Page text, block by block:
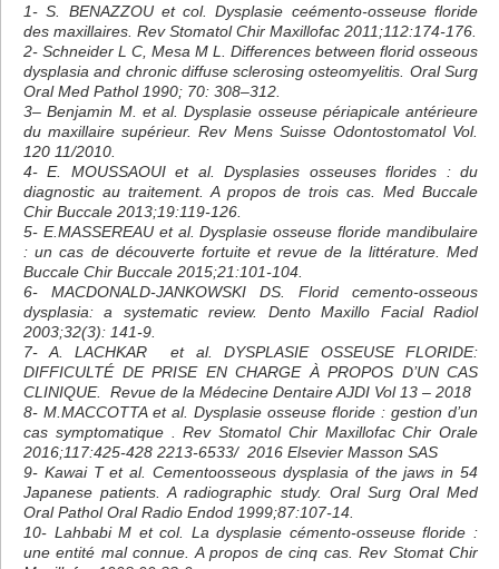
1- S. BENAZZOU et col. Dysplasie ceémento-osseuse floride
des maxillaires. Rev Stomatol Chir Maxillofac 2011;112:174-176.
2- Schneider L C, Mesa M L. Differences between florid osseous
dysplasia and chronic diffuse sclerosing osteomyelitis. Oral Surg
Oral Med Pathol 1990; 70: 308–312.
3– Benjamin M. et al. Dysplasie osseuse périapicale antérieure
du maxillaire supérieur. Rev Mens Suisse Odontostomatol Vol.
120 11/2010.
4- E. MOUSSAOUI et al. Dysplasies osseuses florides : du
diagnostic au traitement. A propos de trois cas. Med Buccale
Chir Buccale 2013;19:119-126.
5- E.MASSEREAU et al. Dysplasie osseuse floride mandibulaire
: un cas de découverte fortuite et revue de la littérature. Med
Buccale Chir Buccale 2015;21:101-104.
6- MACDONALD-JANKOWSKI DS. Florid cemento-osseous
dysplasia: a systematic review. Dento Maxillo Facial Radiol
2003;32(3): 141-9.
7- A. LACHKAR et al. DYSPLASIE OSSEUSE FLORIDE:
DIFFICULTÉ DE PRISE EN CHARGE À PROPOS D’UN CAS
CLINIQUE. Revue de la Médecine Dentaire AJDI Vol 13 – 2018
8- M.MACCOTTA et al. Dysplasie osseuse floride : gestion d’un
cas symptomatique . Rev Stomatol Chir Maxillofac Chir Orale
2016;117:425-428 2213-6533/ 2016 Elsevier Masson SAS
9- Kawai T et al. Cementoosseous dysplasia of the jaws in 54
Japanese patients. A radiographic study. Oral Surg Oral Med
Oral Pathol Oral Radio Endod 1999;87:107-14.
10- Lahbabi M et col. La dysplasie cémento-osseuse floride :
une entité mal connue. A propos de cinq cas. Rev Stomat Chir